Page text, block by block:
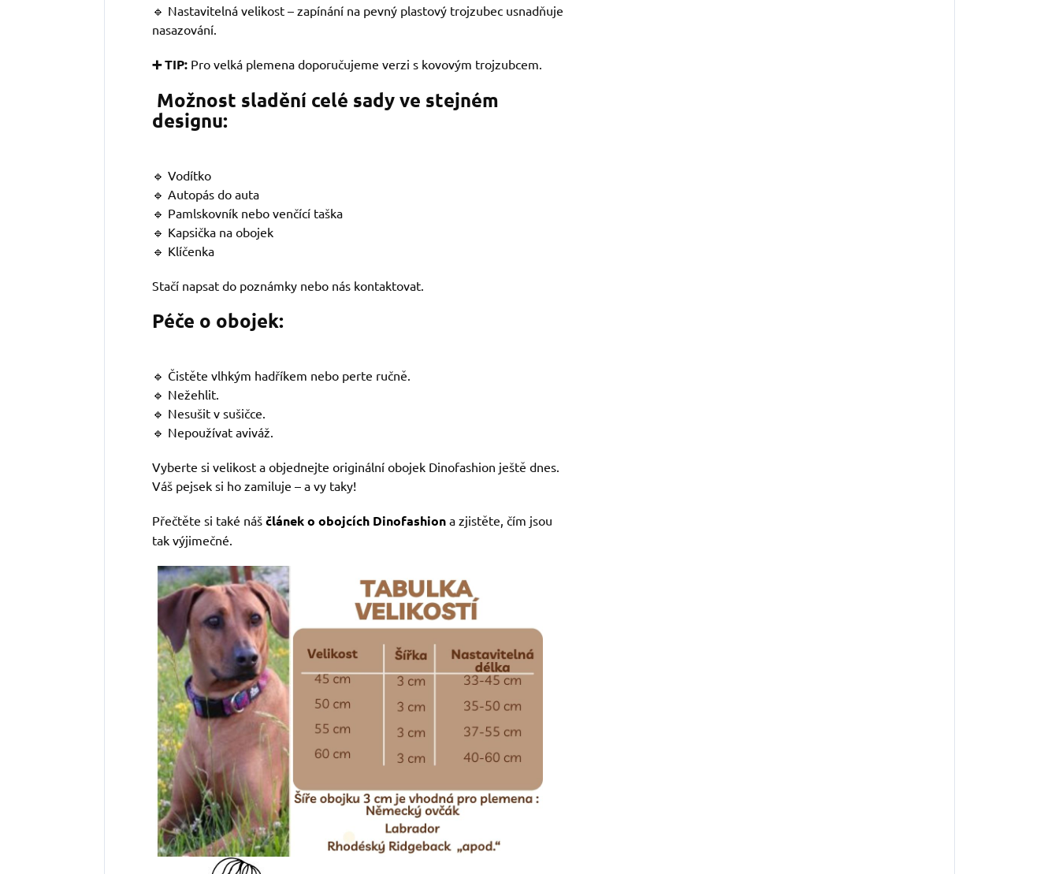
🔹 Nastavitelná velikost – zapínání na pevný plastový trojzubec usnadňuje
nasazování.
➕ TIP: Pro velká plemena doporučujeme verzi s kovovým trojzubcem.
Možnost sladění celé sady ve stejném
designu:
🔹 Vodítko
🔹 Autopás do auta
🔹 Pamlskovník nebo venčící taška
🔹 Kapsička na obojek
🔹 Klíčenka
Stačí napsat do poznámky nebo nás kontaktovat.
Péče o obojek:
🔹 Čistěte vlhkým hadříkem nebo perte ručně.
🔹 Nežehlit.
🔹 Nesušit v sušičce.
🔹 Nepoužívat aviváž.
Vyberte si velikost a objednejte originální obojek Dinofashion ještě dnes.
Váš pejsek si ho zamiluje – a vy taky!
Přečtěte si také náš článek o obojcích Dinofashion a zjistěte, čím jsou
tak výjimečné.